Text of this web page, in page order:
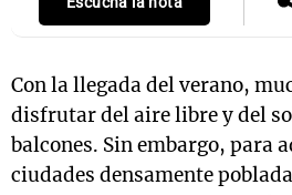
Con la llegada del verano,
disfrutar del aire libre y del
balcones. Sin embargo, para
ciudades densamente